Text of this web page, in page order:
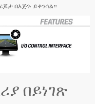
በእጅጉ ይቀንሳል።
በይነገጽ